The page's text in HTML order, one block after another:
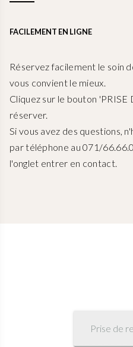
FACILEMENT EN LIGNE
Réservez facilement le soin
vous convient le mieux.
Cliquez sur le bouton
réserver.
Si vous avez des questions,
par téléphone au 071/
l'onglet entrer en contact.
Prise de